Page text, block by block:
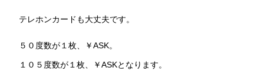
テレホンカードも大丈夫です。
５０度数が１枚、￥ASK。
１０５度数が１枚、￥ASKとなります。